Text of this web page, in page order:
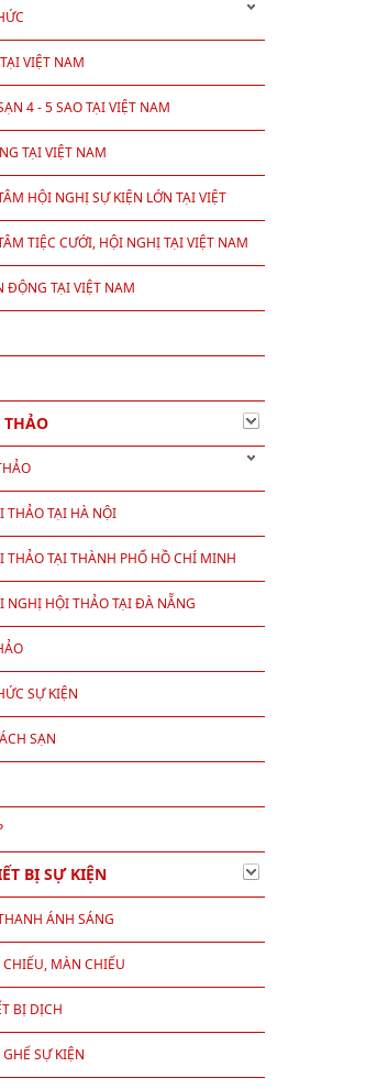
truyền thông...
VIỆT NAM
4 - 5 SAO TẠI VIỆT NAM
TẠI VIỆT NAM
HỘI NGHỊ SỰ KIỆN LỚN TẠI VIỆT
TIỆC CƯỚI, HỘI NGHỊ TẠI VIỆT NAM
ĐỘNG TẠI VIỆT NAM
THẢO TẠI HÀ NỘI
THẢO TẠI THÀNH PHỐ HỒ CHÍ MINH
NGHỊ HỘI THẢO TẠI ĐÀ NẴNG
SỰ KIỆN
SẠN
BỊ SỰ KIỆN
ÁNH SÁNG
MÀN CHIẾU
BỊ DỊCH
SỰ KIỆN